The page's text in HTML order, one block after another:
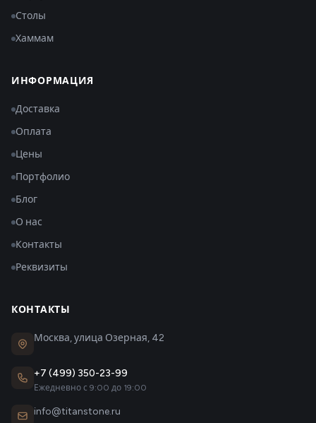
Столы
Хаммам
ИНФОРМАЦИЯ
Доставка
Оплата
Цены
Портфолио
Блог
О нас
Контакты
Реквизиты
КОНТАКТЫ
Москва, улица Озерная, 42
+7 (499) 350-23-99
Ежедневно с 9:00 до 19:00
info@titanstone.ru